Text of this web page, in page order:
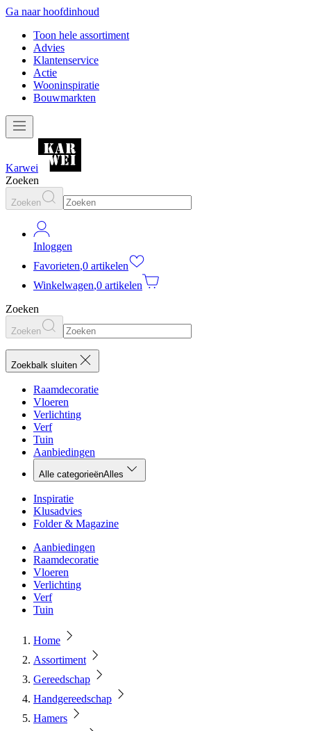
Ga naar hoofdinhoud
Toon hele assortiment
Advies
Klantenservice
Actie
Wooninspiratie
Bouwmarkten
Karwei
Zoeken
Zoeken
Inloggen
Favorieten,0 artikelen
Winkelwagen,0 artikelen
Zoeken
Zoeken
Zoekbalk sluiten
Raamdecoratie
Vloeren
Verlichting
Verf
Tuin
Aanbiedingen
Alle categorieënAlles
Inspiratie
Klusadvies
Folder & Magazine
Aanbiedingen
Raamdecoratie
Vloeren
Verlichting
Verf
Tuin
Home
Assortiment
Gereedschap
Handgereedschap
Hamers